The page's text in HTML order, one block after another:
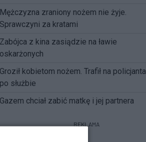
Mężczyzna zraniony nożem nie żyje.
Sprawczyni za kratami
Zabójca z kina zasiądzie na ławie
oskarżonych
Groził kobietom nożem. Trafił na policjanta
po służbie
Gazem chciał zabić matkę i jej partnera
REKLAMA